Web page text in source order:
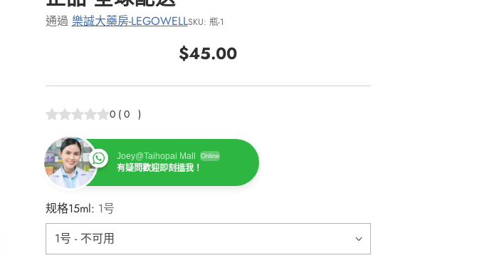
通過 樂誠大藥房-LEGOWELLSKU: 瓶-1
正
常
格
$45.00
0 ( 0 )
Joey@Taihopai Mall Online
有疑問歡迎即刻搵我！
规格15ml: 1号